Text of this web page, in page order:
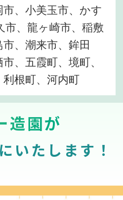
、小美玉市、かす
、龍ヶ崎市、稲敷
、潮来市、鉾田
、五霞町、境町、
根町、河内町
造園が
にいたします！